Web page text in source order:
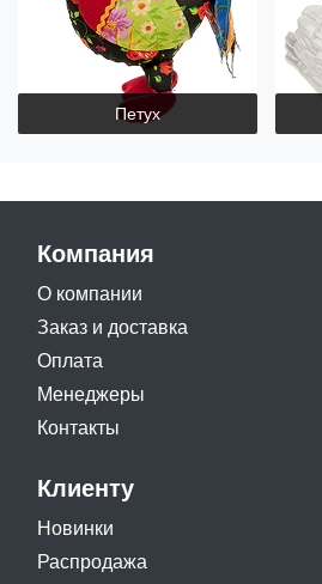
Петух
Компания
О компании
Заказ и доставка
Оплата
Менеджеры
Контакты
Клиенту
Новинки
Распродажа